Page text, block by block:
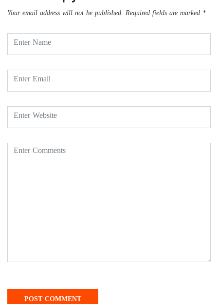
Your email address will not be published. Required fields are marked *